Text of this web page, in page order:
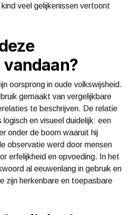
veel gelijkenissen vertoont
oorsprong in oude volkswijsheid.
gemaakt van vergelijkbare
te beschrijven. De relatie
en visueel duidelijk: een
onder de boom waaruit hij
observatie werd door mensen
erfelijkheid en opvoeding. In het
al eeuwenlang in gebruik en
zijn herkenbare en toepasbare